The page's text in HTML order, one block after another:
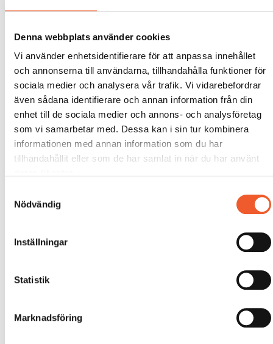
Denna webbplats använder cookies
Vi använder enhetsidentifierare för att anpassa innehållet
och annonserna till användarna, tillhandahålla funktioner för
sociala medier och analysera vår trafik. Vi vidarebefordrar
även sådana identifierare och annan information från din
enhet till de sociala medier och annons- och analysföretag
som vi samarbetar med. Dessa kan i sin tur kombinera
informationen med annan information som du har
tillhandahållit eller som de har samlat in när du har använt
Nödvändig
Inställningar
Statistik
Marknadsföring